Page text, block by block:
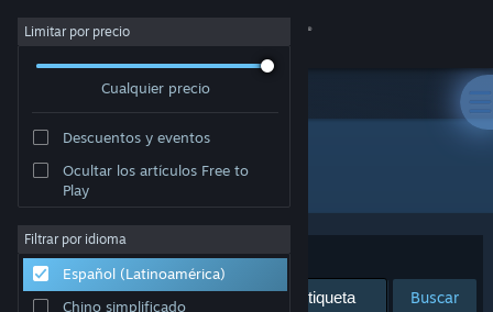
Iniciar sesión
Acerca de
Soporte
Limitar por precio
Cualquier precio
Descuentos y eventos
Ocultar los artículos Free to
Play
Filtrar por idioma
Español (Latinoamérica)
Chino simplificado
Desarrollador: Seidlsoft
Ordenar por Relevancia
Buscar